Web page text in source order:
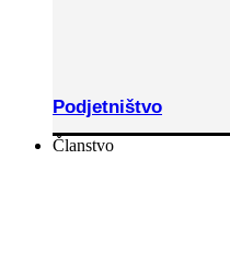
Podjetništvo
Članstvo